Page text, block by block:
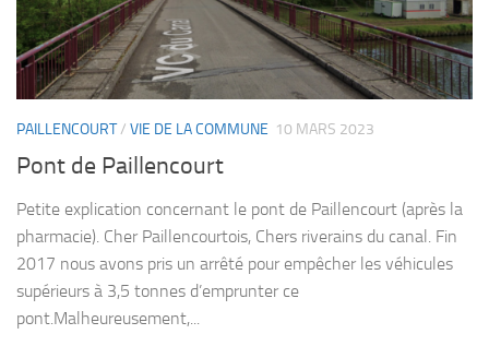
PAILLENCOURT/ VIE DE LA COMMUNE 10 MARS 2023
Pont de Paillencourt
Petite explication concernant le pont de Paillencourt (après la
pharmacie). Cher Paillencourtois, Chers riverains du canal. Fin
2017 nous avons pris un arrêté pour empêcher les véhicules
supérieurs à 3,5 tonnes d’emprunter ce
pont.Malheureusement,...